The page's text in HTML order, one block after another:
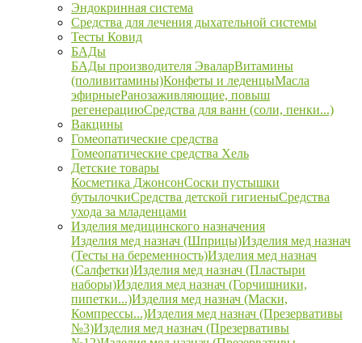
Эндокринная система
Средства для лечения дыхательной системы
Тесты Ковид
БАДы
БАДы производителя ЭваларВитамины
(поливитамины)Конфеты и леденцыМасла
эфирныеРанозаживляющие, повыш
регенерациюСредства для ванн (соли, пенки...)
Вакцины
Гомеопатические средства
Гомеопатические средства Хель
Детские товары
Косметика ДжонсонСоски пустышки
бутылочкиСредства детской гигиеныСредства
ухода за младенцами
Изделия медицинского назначения
Изделия мед назнач (Шприцы)Изделия мед назнач
(Тесты на беременность)Изделия мед назнач
(Салфетки)Изделия мед назнач (Пластыри
наборы)Изделия мед назнач (Горчишники,
пипетки...)Изделия мед назнач (Маски,
Компрессы...)Изделия мед назнач (Презервативы
№3)Изделия мед назнач (Презервативы